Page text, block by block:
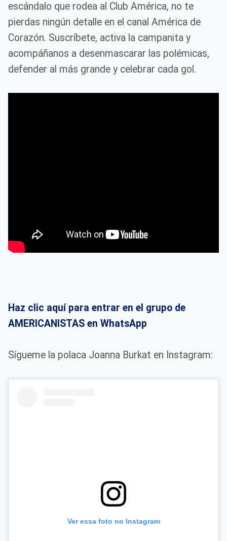
escándalo que rodea al Club América, no te
pierdas ningún detalle en el canal América de
Corazón. Suscríbete, activa la campanita y
acompáñanos a desenmascarar las polémicas,
defender al más grande y celebrar cada gol.
Haz clic aquí para entrar en el grupo de
AMERICANISTAS en WhatsApp
Sígueme la polaca Joanna Burkat en Instagram:
Ver essa foto no Instagram